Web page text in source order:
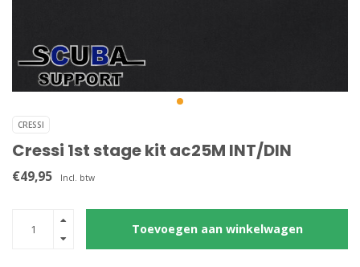
CRESSI
Cressi 1st stage kit ac25M INT/DIN
€49,95 Incl. btw
Toevoegen aan winkelwagen